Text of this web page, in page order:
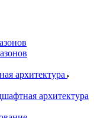
архитектура
архитектура